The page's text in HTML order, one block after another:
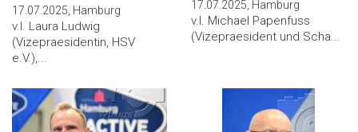
17.07.2025, Hamburg
v.l. Laura Ludwig
(Vizepraesidentin, HSV
e.V.),...
17.07.2025, Hamburg
v.l. Michael Papenfuss
(Vizepraesident und Scha...